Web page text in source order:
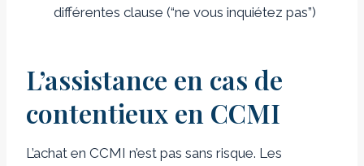
différentes clause (“ne vous inquiétez pas”)
L’assistance en cas de
contentieux en CCMI
L’achat en CCMI n’est pas sans risque. Les